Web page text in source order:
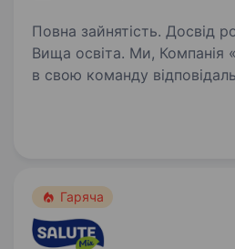
Повна зайнятість. Досвід
Вища освіта. Ми, Компанія «М'ЯТА», шукаємо
в свою команду
Гаряча